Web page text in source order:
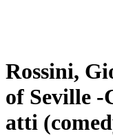
Rossini,
of Seville -
atti